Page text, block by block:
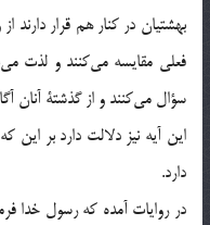
بهشتيان در كنار هم قرار
فعلي مقايسه مي‌كنند و لذت
سؤال مي‌كنند و از گذشتة آنان
اين آيه نيز دلالت دارد بر
دارد.
در روايات آمده كه رسول خدا